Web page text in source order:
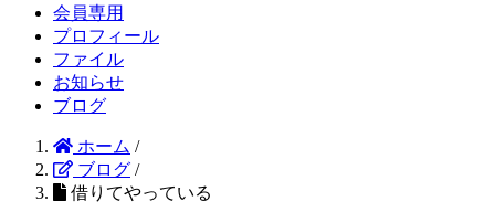
会員専用
プロフィール
ファイル
お知らせ
ブログ
ホーム /
ブログ /
借りてやっている